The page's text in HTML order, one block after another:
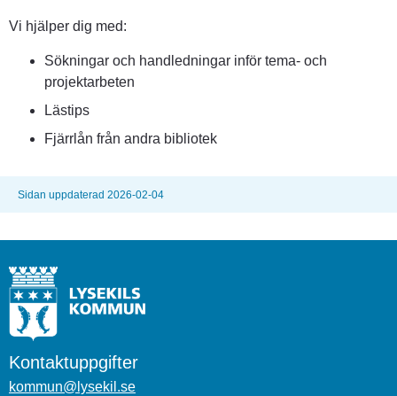
Vi hjälper dig med:
Sökningar och handledningar inför tema- och
projektarbeten
Lästips
Fjärrlån från andra bibliotek
Sidan uppdaterad 2026-02-04
Kontaktuppgifter
kommun@lysekil.se